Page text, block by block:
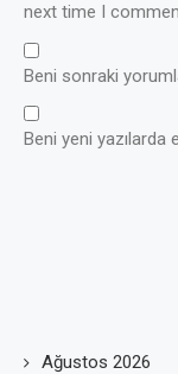
next time I
Beni sonraki
Beni yeni yazılarda
Ağustos 2026